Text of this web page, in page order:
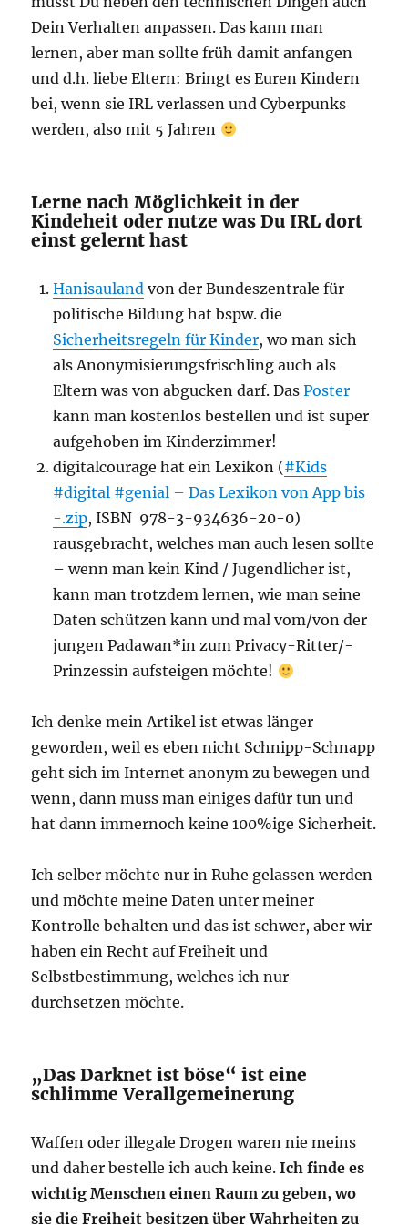
Dein Verhalten anpassen. Das kann man
lernen, aber man sollte früh damit anfangen
und d.h. liebe Eltern: Bringt es Euren Kindern
bei, wenn sie IRL verlassen und Cyberpunks
werden, also mit 5 Jahren
Lerne nach Möglichkeit in der
Kindeheit oder nutze was Du IRL dort
einst gelernt hast
Hanisauland von der Bundeszentrale für
politische Bildung hat bspw. die
Sicherheitsregeln für Kinder, wo man sich
als Anonymisierungsfrischling auch als
Eltern was von abgucken darf. DasPoster
kann man kostenlos bestellen und ist super
aufgehoben im Kinderzimmer!
digitalcourage hat ein Lexikon (#Kids
#digital #genial – Das Lexikon von App bis
-.zip, ISBN 978-3-934636-20-0)
rausgebracht, welches man auch lesen sollte
– wenn man kein Kind / Jugendlicher ist,
kann man trotzdem lernen, wie man seine
Daten schützen kann und mal vom/von der
jungen Padawan*in zum Privacy-Ritter/-
Prinzessin aufsteigen möchte!
Ich denke mein Artikel ist etwas länger
geworden, weil es eben nicht Schnipp-Schnapp
geht sich im Internet anonym zu bewegen und
wenn, dann muss man einiges dafür tun und
hat dann immernoch keine 100%ige Sicherheit.
Ich selber möchte nur in Ruhe gelassen werden
und möchte meine Daten unter meiner
Kontrolle behalten und das ist schwer, aber wir
haben ein Recht auf Freiheit und
Selbstbestimmung, welches ich nur
durchsetzen möchte.
„Das Darknet ist böse“ ist eine
schlimme Verallgemeinerung
Waffen oder illegale Drogen waren nie meins
und daher bestelle ich auch keine.Ich finde es
wichtig Menschen einen Raum zu geben, wo
sie die Freiheit besitzen über Wahrheiten zu